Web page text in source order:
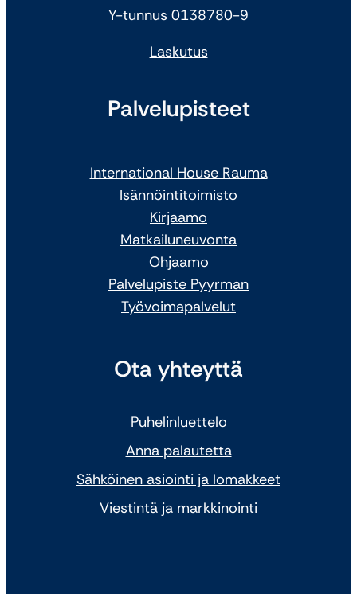
Y-tunnus 0138780-9
Laskutus
Palvelupisteet
International House Rauma
Isännöintitoimisto
Kirjaamo
Matkailuneuvonta
Ohjaamo
Palvelupiste Pyyrman
Työvoimapalvelut
Ota yhteyttä
Puhelinluettelo
Anna palautetta
Sähköinen asiointi ja lomakkeet
Viestintä ja markkinointi